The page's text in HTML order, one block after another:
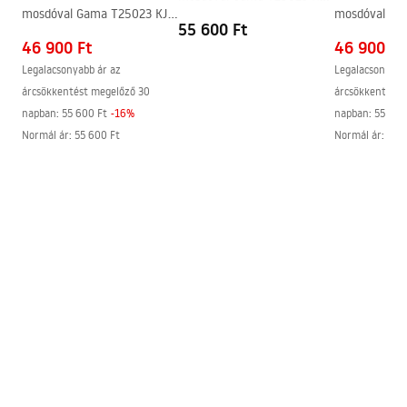
Instrukcja_montazu_meble.pdf
mosdóval Gama T25023 KJM
46 900 Ft
Legalacsonyabb ár az
árcsökkentést megelőző 30
napban: 55 600 Ft -16%
Normál ár: 55 600 Ft
55 600 Ft
mosdóval
46 900 Ft
árcsökkentést
napban: 55
Normál ár: